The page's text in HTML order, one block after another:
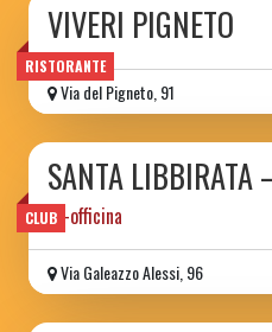
RISTORANTE
VIVERI PIGNETO
Via del Pigneto, 91
CLUB
SANTA LIBBIRATA
ex-officina
Via Galeazzo Alessi, 96